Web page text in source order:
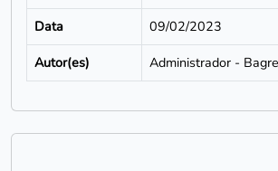
Data
09/02/2023
Autor(es)
Administrador - Bagre